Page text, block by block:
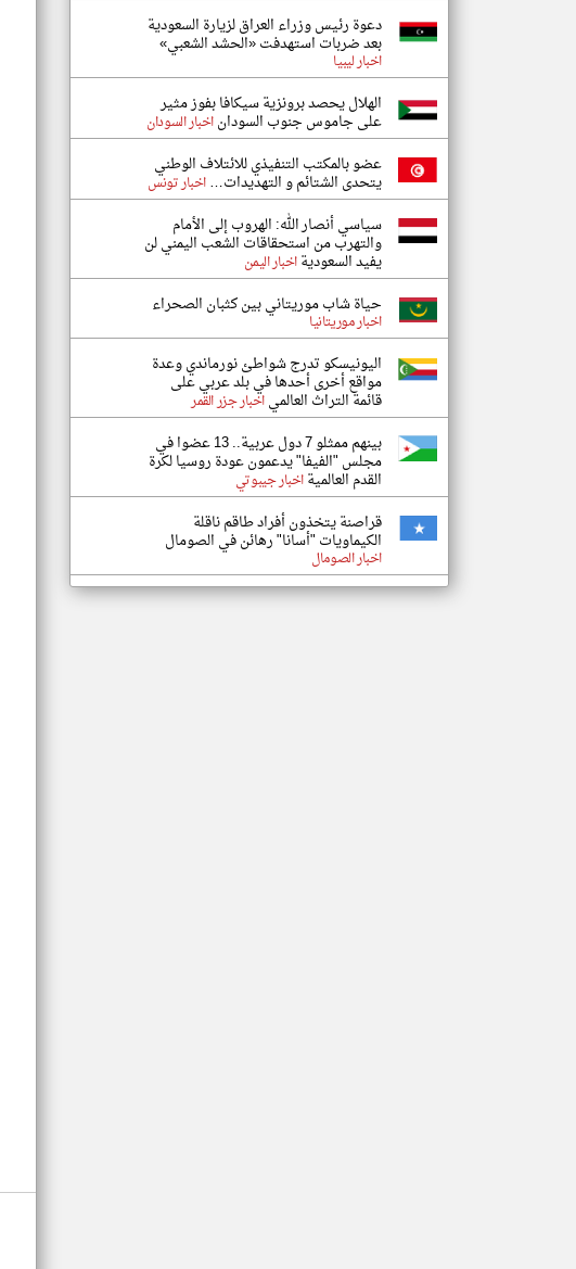
دعوة رئيس وزراء العراق لزيارة السعودية
بعد ضربات استهدفت «الحشد الشعبي»
اخبار ليبيا
الهلال يحصد برونزية سيكافا بفوز مثير
على جاموس جنوب السوداناخبار السودان
عضو بالمكتب التنفيذي للائتلاف الوطني
يتحدى الشتائم و التهديدات…اخبار تونس
سياسي أنصار الله: الهروب إلى الأمام
والتهرب من استحقاقات الشعب اليمني لن
يفيد السعوديةاخبار اليمن
حياة شاب موريتاني بين كثبان الصحراء
اخبار موريتانيا
اليونيسكو تدرج شواطئ نورماندي وعدة
مواقع أخرى أحدها في بلد عربي على
قائمة التراث العالمياخبار جزر القمر
بينهم ممثلو 7 دول عربية.. 13 عضوا في
مجلس "الفيفا" يدعمون عودة روسيا لكرة
القدم العالميةاخبار جيبوتي
قراصنة يتخذون أفراد طاقم ناقلة
الكيماويات "أسانا" رهائن في الصومال
اخبار الصومال